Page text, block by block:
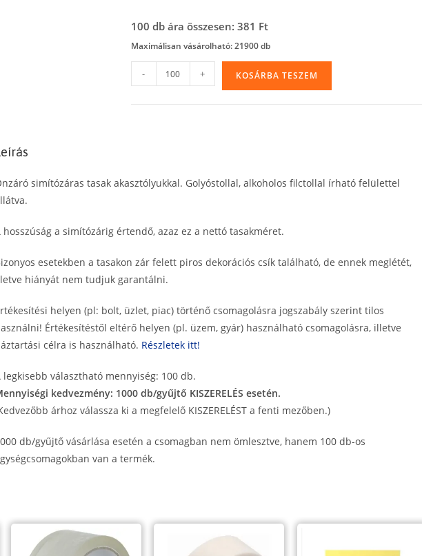
100 db ára összesen: 381 Ft
Maximálisan vásárolható: 21900 db
felületű
cm,
mennyiség
- + KOSÁRBA TESZEM
simítózáras tasak akasztólyukkal. Golyóstollal, alkoholos filctollal írható felülettel
hosszúság a simítózárig értendő, azaz ez a nettó tasakméret.
esetekben a tasakon zár felett piros dekorációs csík található, de ennek meglétét,
hiányát nem tudjuk garantálni.
helyen (pl: bolt, üzlet, piac) történő csomagolásra jogszabály szerint tilos
Értékesítéstől eltérő helyen (pl. üzem, gyár) használható csomagolásra, illetve
célra is használható. Részletek itt!
legkisebb választható mennyiség: 100 db.
kedvezmény: 1000 db/gyűjtő KISZERELÉS esetén.
árhoz válassza ki a megfelelő KISZERELÉST a fenti mezőben.)
db/gyűjtő vásárlása esetén a csomagban nem ömlesztve, hanem 100 db-os
van a termék.